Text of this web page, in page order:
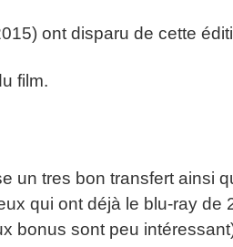
ont disparu de cette
film.
un tres bon transfert ainsi
qui ont déjà le blu-ray de
bonus sont peu